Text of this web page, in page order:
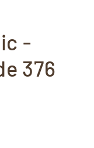
-
376